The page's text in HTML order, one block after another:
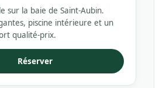
sur la baie de Saint-Aubin.
piscine intérieure et un
qualité-prix.
Réserver